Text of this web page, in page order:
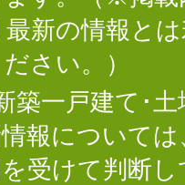
新の情報と
さい。）
築一戸建て･
報について
受けて判断